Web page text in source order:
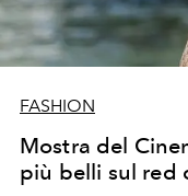
FASHION
Mostra del
più belli sul red